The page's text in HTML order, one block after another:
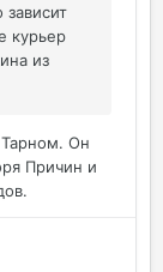
курьер
из
Тарном. Он
Причин и